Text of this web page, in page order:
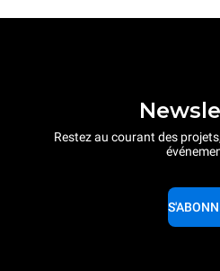
Restez au courant des